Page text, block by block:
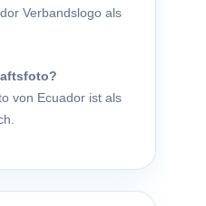
Verbandslogo als
von Ecuador ist als